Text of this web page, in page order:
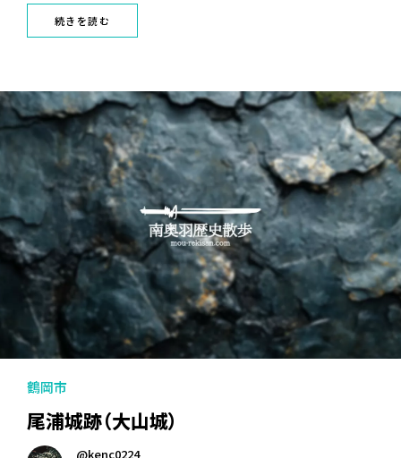
続きを読む
鶴岡市
尾浦城跡（大山城）
@kenc0224